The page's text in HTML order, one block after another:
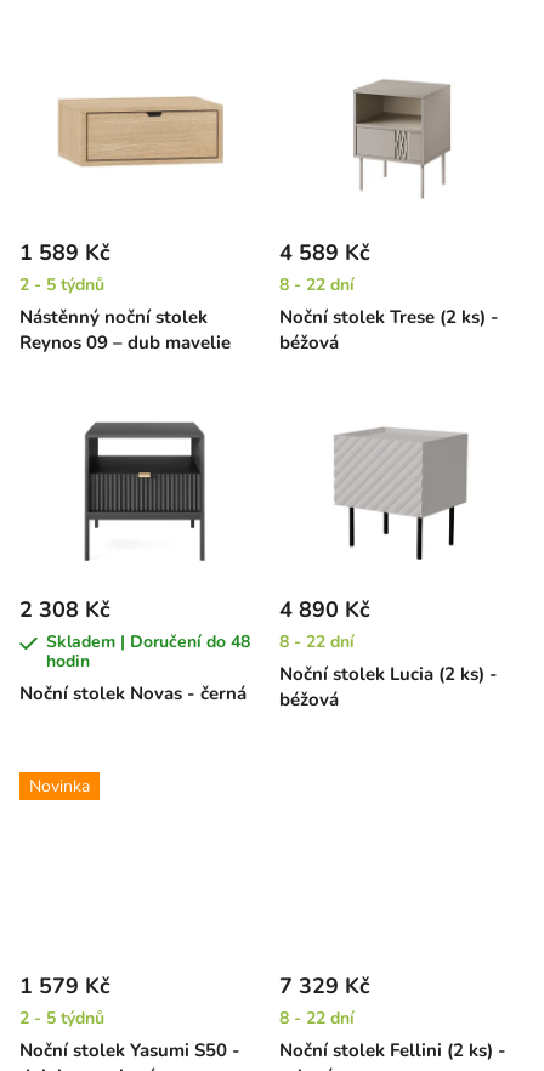
Nástěnný noční stolek
Reynos 09 – dub mavelie
1 589 Kč
2 - 5 týdnů
Noční stolek Trese (2 ks) -
béžová
4 589 Kč
8 - 22 dní
Noční stolek Novas - černá
2 308 Kč
Skladem | Doručení do 48
hodin
Noční stolek Lucia (2 ks) -
béžová
4 890 Kč
8 - 22 dní
Novinka
Noční stolek Yasumi S50 -
1 579 Kč
2 - 5 týdnů
Noční stolek Fellini (2 ks) -
7 329 Kč
8 - 22 dní